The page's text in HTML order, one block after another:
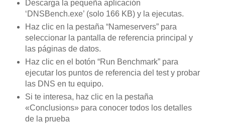
Descarga la pequeña aplicación
‘DNSBench.exe’ (solo 166 KB) y la ejecutas.
Haz clic en la pestaña “Nameservers” para
seleccionar la pantalla de referencia principal y
las páginas de datos.
Haz clic en el botón “Run Benchmark” para
ejecutar los puntos de referencia del test y probar
las DNS en tu equipo.
Si te interesa, haz clic en la pestaña
«Conclusions» para conocer todos los detalles
de la prueba